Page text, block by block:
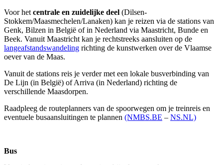
Voor het centrale en zuidelijke deel (Dilsen-
Stokkem/Maasmechelen/Lanaken) kan je reizen via de stations van
Genk, Bilzen in België of in Nederland via Maastricht, Bunde en
Beek. Vanuit Maastricht kan je rechtstreeks aansluiten op de
langeafstandswandeling richting de kunstwerken over de Vlaamse
oever van de Maas.
Vanuit de stations reis je verder met een lokale busverbinding van
De Lijn (in België) of Arriva (in Nederland) richting de
verschillende Maasdorpen.
Raadpleeg de routeplanners van de spoorwegen om je treinreis en
eventuele busaansluitingen te plannen (NMBS.BE – NS.NL)
Bus